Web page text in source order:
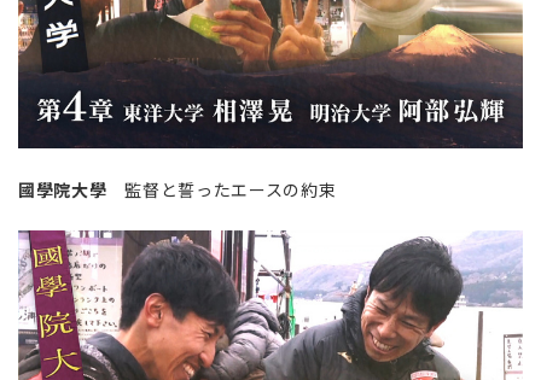
國學院大學 監督と誓ったエースの約束